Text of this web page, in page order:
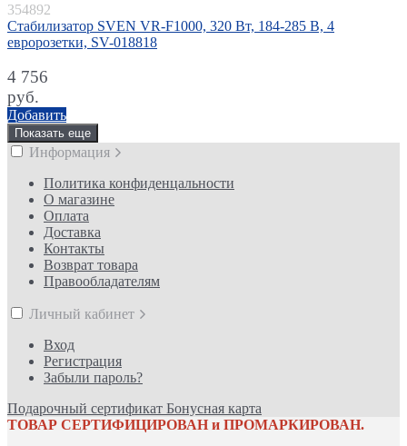
354892
Стабилизатор SVEN VR-F1000, 320 Вт, 184-285 В, 4
евророзетки, SV-018818
4 756
руб.
Добавить
Показать еще
Информация
Политика конфиденцальности
О магазине
Оплата
Доставка
Контакты
Возврат товара
Правообладателям
Личный кабинет
Вход
Регистрация
Забыли пароль?
Подарочный сертификат Бонусная карта
ТОВАР СЕРТИФИЦИРОВАН и ПРОМАРКИРОВАН.